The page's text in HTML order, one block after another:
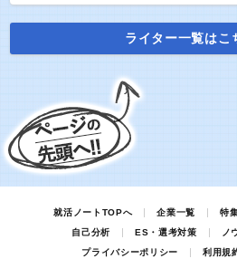
ライター一覧はこ
就活ノートTOPへ 企業一覧 特
自己分析
ES・選考対策 ノ
プライバシーポリシー
利用規